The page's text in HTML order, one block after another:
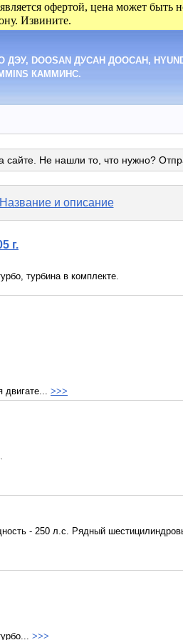
офертой, цена может быть
Извините.
ДЭУ, DOOSAN ДУСАН ДООСАН,
КАММИНС.
Не нашли то, что нужно?
Название и описание
г.
турбина в комплекте.
двигате... >>>
- 250 л.с. Рядный
>>>